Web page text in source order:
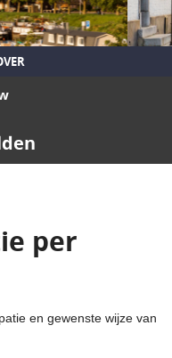
per
en gewenste wijze van